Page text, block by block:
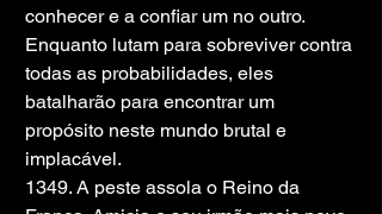
conhecer e a confiar um no outro.
Enquanto lutam para sobreviver contra
todas as probabilidades, eles
batalharão para encontrar um
propósito neste mundo brutal e
implacável.
1349. A peste assola o Reino da